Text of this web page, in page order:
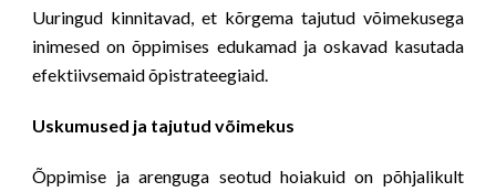
Uuringud kinnitavad, et kõrgema tajutud võimekusega
inimesed on õppimises edukamad ja oskavad kasutada
efektiivsemaid õpistrateegiaid.
Uskumused ja tajutud võimekus
Õppimise ja arenguga seotud hoiakuid on põhjalikult